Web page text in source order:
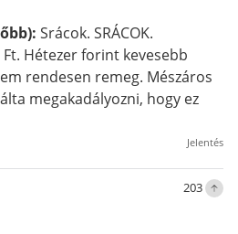
Srácok. SRÁCOK.
Hétezer forint kevesebb
rendesen remeg. Mészáros
megakadályozni, hogy ez
Jelentés
203